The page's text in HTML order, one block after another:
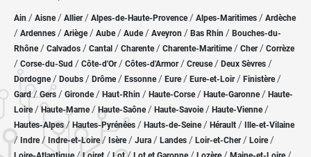
Ain / Aisne/ Allier/ Alpes-de-Haute-Provence / Alpes-Maritimes / Ardèche
/ Ardennes / Ariège/ Aube/ Aude / Aveyron / Bas Rhin / Bouches-du-
Rhône/ Calvados / Cantal / Charente / Charente-Maritime/ Cher / Corrèze
/ Corse-du-Sud / Côte-d'Or / Côtes-d'Armor/ Creuse/ Deux Sèvres /
Dordogne/ Doubs / Drôme/ Essonne / Eure/ Eure-et-Loir / Finistère/
Gard/Gers / Gironde/ Haut-Rhin / Haute-Corse/ Haute-Garonne/ Haute-
Loire/Haute-Marne/ Haute-Saône/ Haute-Savoie/ Haute-Vienne/
Hautes-Alpes/ Hautes-Pyrénées / Hauts-de-Seine/ Hérault / Ille-et-Vilaine
/ Indre/ Indre-et-Loire/ Isère/ Jura / Landes / Loir-et-Cher/ Loire/